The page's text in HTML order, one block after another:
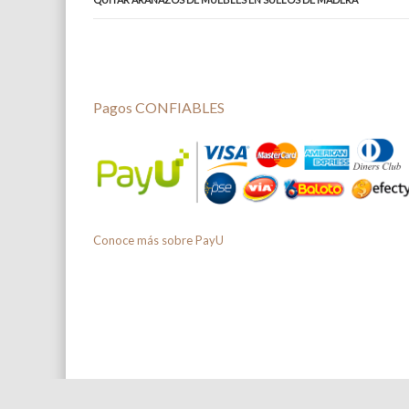
Pagos CONFIABLES
Conoce más sobre PayU